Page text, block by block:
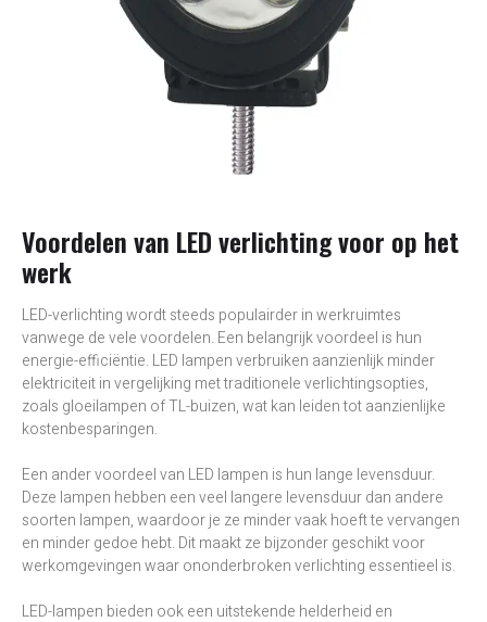
Voordelen van LED verlichting voor op het
werk
LED-verlichting wordt steeds populairder in werkruimtes
vanwege de vele voordelen. Een belangrijk voordeel is hun
energie-efficiëntie. LED lampen verbruiken aanzienlijk minder
elektriciteit in vergelijking met traditionele verlichtingsopties,
zoals gloeilampen of TL-buizen, wat kan leiden tot aanzienlijke
kostenbesparingen.
Een ander voordeel van LED lampen is hun lange levensduur.
Deze lampen hebben een veel langere levensduur dan andere
soorten lampen, waardoor je ze minder vaak hoeft te vervangen
en minder gedoe hebt. Dit maakt ze bijzonder geschikt voor
werkomgevingen waar ononderbroken verlichting essentieel is.
LED-lampen bieden ook een uitstekende helderheid en